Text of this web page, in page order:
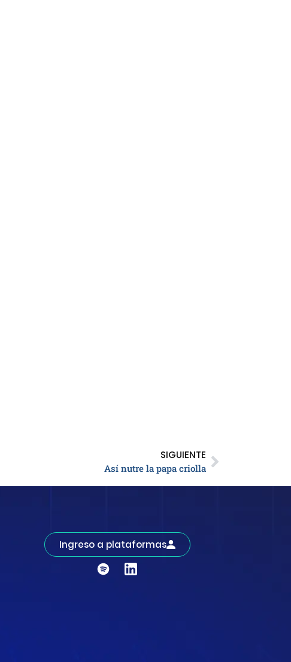
SIGUIENTE
Así nutre la papa criolla
Ingreso a plataformas